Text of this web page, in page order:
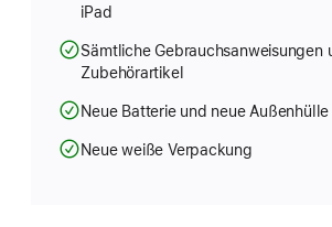
iPad
Sämtliche Gebrauchsanweisungen
Zubehörartikel
Neue Batterie und neue Außenhülle
Neue weiße Verpackung